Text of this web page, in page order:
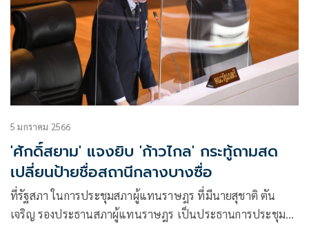
5 มกราคม 2566
'ศักดิ์สยาม' แจงยิบ 'ก้าวไกล' กระทู้ถามสด
เปลี่ยนป้ายชื่อสถานีกลางบางซื่อ
ที่รัฐสภา ในการประชุมสภาผู้แทนราษฎร ที่มีนายสุชาติ ตัน
เจริญ รองประธานสภาผู้แทนราษฎร เป็นประธานการประชุม